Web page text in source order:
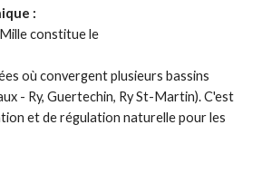
:
constitue le
où convergent plusieurs bassins
- Ry, Guertechin, Ry St-Martin). C'est
et de régulation naturelle pour les